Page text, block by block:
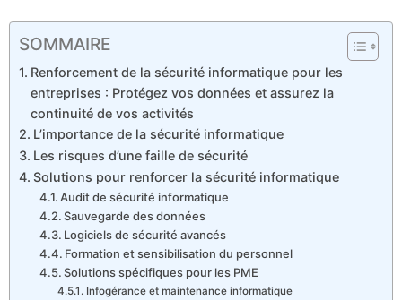
SOMMAIRE
Renforcement de la sécurité informatique pour les
entreprises : Protégez vos données et assurez la
continuité de vos activités
L’importance de la sécurité informatique
Les risques d’une faille de sécurité
Solutions pour renforcer la sécurité informatique
Audit de sécurité informatique
Sauvegarde des données
Logiciels de sécurité avancés
Formation et sensibilisation du personnel
Solutions spécifiques pour les PME
Infogérance et maintenance informatique